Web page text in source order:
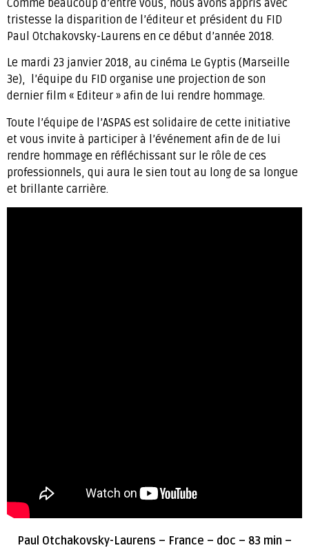
Comme beaucoup d’entre vous, nous avons appris avec
tristesse la disparition de l’éditeur et président du FID
Paul Otchakovsky-Laurens en ce début d’année 2018.
Le mardi 23 janvier 2018, au cinéma Le Gyptis (Marseille
3e), l’équipe du FID organise une projection de son
dernier film « Editeur » afin de lui rendre hommage.
Toute l’équipe de l’ASPAS est solidaire de cette initiative
et vous invite à participer à l’événement afin de de lui
rendre hommage en réfléchissant sur le rôle de ces
professionnels, qui aura le sien tout au long de sa longue
et brillante carrière.
Paul Otchakovsky-Laurens – France – doc – 83 min –